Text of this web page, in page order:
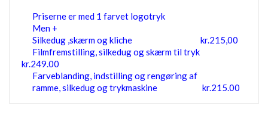
Priserne er med 1 farvet logotryk
Men +
Silkedug ,skærm og kliche kr.215,00
Filmfremstilling, silkedug og skærm til tryk
kr.249.00
Farveblanding, indstilling og rengøring af
ramme, silkedug og trykmaskine kr.215.00